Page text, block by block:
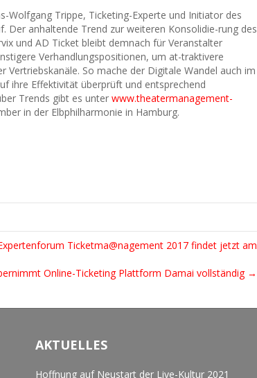
Wolfgang Trippe, Ticketing-Experte und Initiator des
Der anhaltende Trend zur weiteren Konsolidie-rung des
und AD Ticket bleibt demnach für Veranstalter
Verhandlungspositionen, um at-traktivere
So mache der Digitale Wandel auch im
ihre Effektivität überprüft und entsprechend
Trends gibt es unter www.theatermanagement-
in der Elbphilharmonie in Hamburg.
Ticketma@nagement 2017 findet jetzt am
Online-Ticketing Plattform Damai vollständig →
AKTUELLES
Hoffnung auf Neustart der Live-Kultur 2021